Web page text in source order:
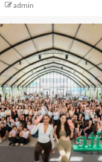
admin